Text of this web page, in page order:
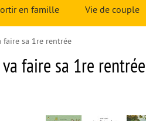
en famille Vie de couple
faire sa 1re rentrée
va faire sa 1re rentrée